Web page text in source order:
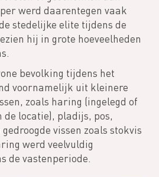
werd daarentegen vaak
stedelijke elite tijdens de
hij in grote hoeveelheden
bevolking tijdens het
voornamelijk uit kleinere
zoals haring (ingelegd of
locatie), pladijs, pos,
vissen zoals stokvis
werd veelvuldig
de vastenperiode.